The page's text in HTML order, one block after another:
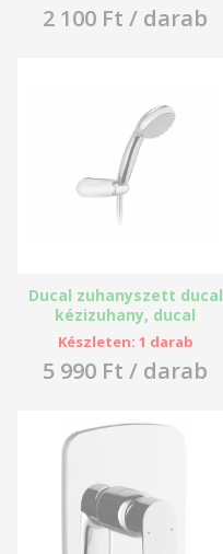
2 100 Ft / darab
Ducal zuhanyszett ducal
kézizuhany, ducal
zuhanytartó,
megerősített fém
gégecső - Mofém
Készleten: 1 darab
5 990 Ft / darab